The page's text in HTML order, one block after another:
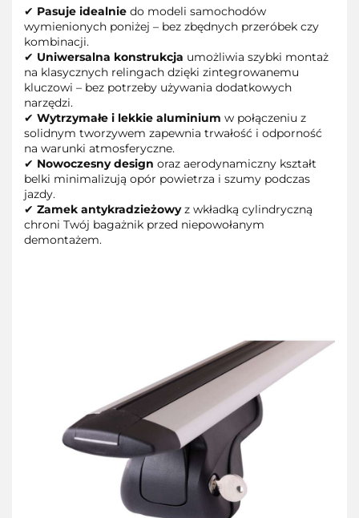
✔ Pasuje idealnie do modeli samochodów
wymienionych poniżej – bez zbędnych przeróbek czy
kombinacji.
✔ Uniwersalna konstrukcja umożliwia szybki montaż
na klasycznych relingach dzięki zintegrowanemu
kluczowi – bez potrzeby używania dodatkowych
narzędzi.
✔ Wytrzymałe i lekkie aluminium w połączeniu z
solidnym tworzywem zapewnia trwałość i odporność
na warunki atmosferyczne.
✔ Nowoczesny design oraz aerodynamiczny kształt
belki minimalizują opór powietrza i szumy podczas
jazdy.
✔ Zamek antykradzieżowyz wkładką cylindryczną
chroni Twój bagażnik przed niepowołanym
demontażem.